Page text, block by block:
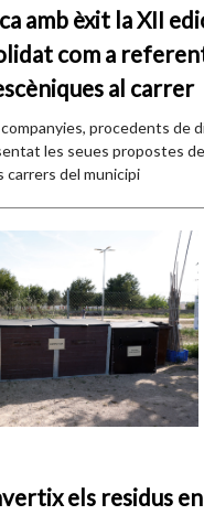
amb èxit la XII
com a
al carrer
procedents de
les seues propostes
carrers del municipi
els residus